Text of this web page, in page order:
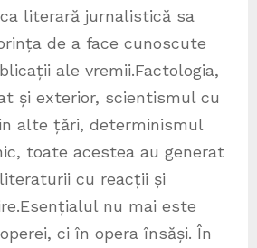
literară jurnalistică sa
de a face cunoscute
ale vremii.Factologia,
și exterior, scientismul cu
alte țări, determinismul
toate acestea au generat
cu reacții și
nu mai este
ci în opera însăși. În